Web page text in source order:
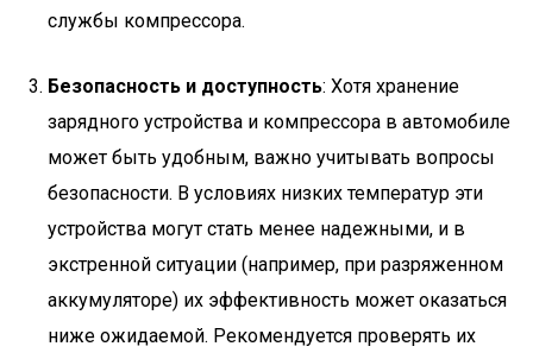
службы компрессора.
Безопасность и доступность: Хотя хранение
зарядного устройства и компрессора в автомобиле
может быть удобным, важно учитывать вопросы
безопасности. В условиях низких температур эти
устройства могут стать менее надежными, и в
экстренной ситуации (например, при разряженном
аккумуляторе) их эффективность может оказаться
ниже ожидаемой. Рекомендуется проверять их